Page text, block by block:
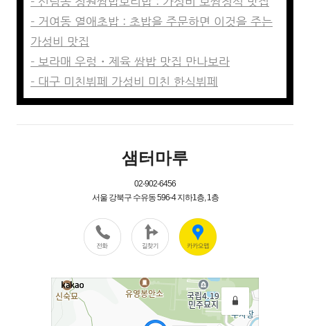
- 거여동 열애초밥 : 초밥을 주문하면 이것을 주는
가성비 맛집
- 보라매 우렁・제육 쌈밥 맛집 만나보라
- 대구 미친뷔페 가성비 미친 한식뷔페